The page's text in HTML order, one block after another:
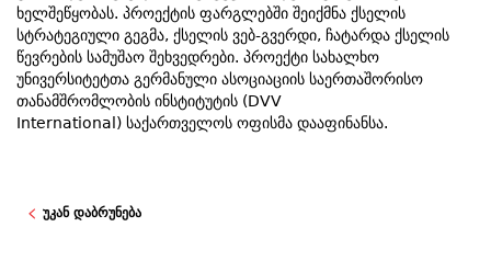
ხელშეწყობას. პროექტის ფარგლებში შეიქმნა ქსელის
სტრატეგიული გეგმა, ქსელის ვებ-გვერდი, ჩატარდა ქსელის
წევრების სამუშაო შეხვედრები. პროექტი სახალხო
უნივერსიტეტთა გერმანული ასოციაციის საერთაშორისო
თანამშრომლობის ინსტიტუტის (DVV
International) საქართველოს ოფისმა დააფინანსა.
უკან დაბრუნება